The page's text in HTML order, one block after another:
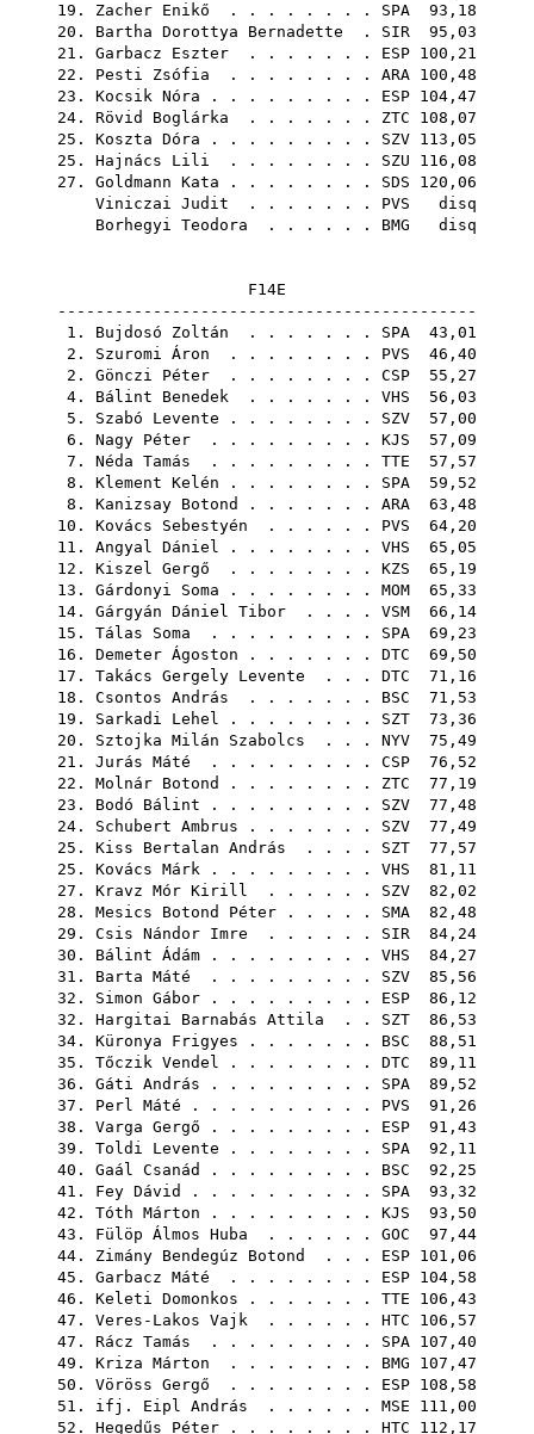
19. Zacher Enikő . . . . . . . . SPA 93,18
20. Bartha Dorottya Bernadette . SIR 95,03
21. Garbacz Eszter . . . . . . . ESP 100,21
22. Pesti Zsófia . . . . . . . . ARA 100,48
23. Kocsik Nóra . . . . . . . . . ESP 104,47
24. Rövid Boglárka . . . . . . . ZTC 108,07
25. Koszta Dóra . . . . . . . . . SZV 113,05
25. Hajnács Lili . . . . . . . . SZU 116,08
27. Goldmann Kata . . . . . . . . SDS 120,06
Viniczai Judit . . . . . . . PVS disq
Borhegyi Teodora . . . . . . BMG disq
F14E
--------------------------------------------
1. Bujdosó Zoltán . . . . . . . SPA 43,01
2. Szuromi Áron . . . . . . . . PVS 46,40
2. Gönczi Péter . . . . . . . . CSP 55,27
4. Bálint Benedek . . . . . . . VHS 56,03
5. Szabó Levente . . . . . . . . SZV 57,00
6. Nagy Péter . . . . . . . . . KJS 57,09
7. Néda Tamás . . . . . . . . . TTE 57,57
8. Klement Kelén . . . . . . . . SPA 59,52
8. Kanizsay Botond . . . . . . . ARA 63,48
10. Kovács Sebestyén . . . . . . PVS 64,20
11. Angyal Dániel . . . . . . . . VHS 65,05
12. Kiszel Gergő . . . . . . . . KZS 65,19
13. Gárdonyi Soma . . . . . . . . MOM 65,33
14. Gárgyán Dániel Tibor . . . . VSM 66,14
15. Tálas Soma . . . . . . . . . SPA 69,23
16. Demeter Ágoston . . . . . . . DTC 69,50
17. Takács Gergely Levente . . . DTC 71,16
18. Csontos András . . . . . . . BSC 71,53
19. Sarkadi Lehel . . . . . . . . SZT 73,36
20. Sztojka Milán Szabolcs . . . NYV 75,49
21. Jurás Máté . . . . . . . . . CSP 76,52
22. Molnár Botond . . . . . . . . ZTC 77,19
23. Bodó Bálint . . . . . . . . . SZV 77,48
24. Schubert Ambrus . . . . . . . SZV 77,49
25. Kiss Bertalan András . . . . SZT 77,57
25. Kovács Márk . . . . . . . . . VHS 81,11
27. Kravz Mór Kirill . . . . . . SZV 82,02
28. Mesics Botond Péter . . . . . SMA 82,48
29. Csis Nándor Imre . . . . . . SIR 84,24
30. Bálint Ádám . . . . . . . . . VHS 84,27
31. Barta Máté . . . . . . . . . SZV 85,56
32. Simon Gábor . . . . . . . . . ESP 86,12
32. Hargitai Barnabás Attila . . SZT 86,53
34. Küronya Frigyes . . . . . . . BSC 88,51
35. Tőczik Vendel . . . . . . . . DTC 89,11
36. Gáti András . . . . . . . . . SPA 89,52
37. Perl Máté . . . . . . . . . . PVS 91,26
38. Varga Gergő . . . . . . . . . ESP 91,43
39. Toldi Levente . . . . . . . . SPA 92,11
40. Gaál Csanád . . . . . . . . . BSC 92,25
41. Fey Dávid . . . . . . . . . . SPA 93,32
42. Tóth Márton . . . . . . . . . KJS 93,50
43. Fülöp Álmos Huba . . . . . . GOC 97,44
44. Zimány Bendegúz Botond . . . ESP 101,06
45. Garbacz Máté . . . . . . . . ESP 104,58
46. Keleti Domonkos . . . . . . . TTE 106,43
47. Veres-Lakos Vajk . . . . . . HTC 106,57
47. Rácz Tamás . . . . . . . . . SPA 107,40
49. Kriza Márton . . . . . . . . BMG 107,47
50. Vöröss Gergő . . . . . . . . ESP 108,58
51. ifj. Eipl András . . . . . . MSE 111,00
52. Hegedűs Péter . . . . . . . . HTC 112,17